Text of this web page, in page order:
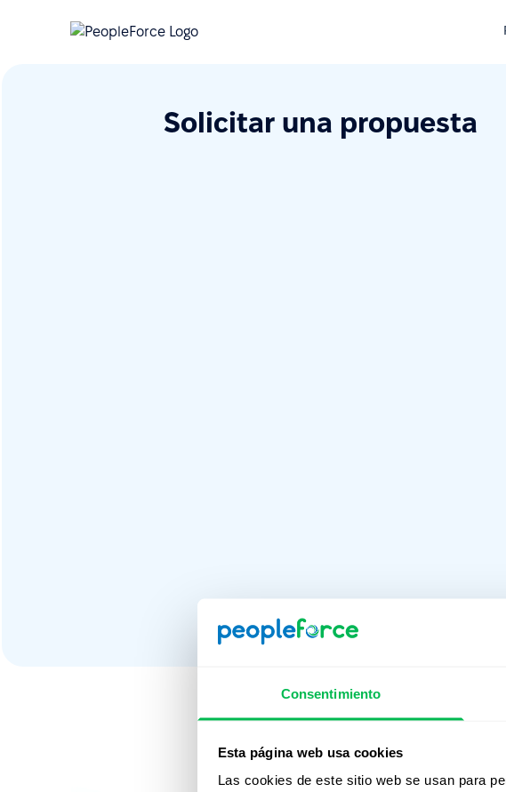
Consentimiento
Esta página web usa cookies
Las cookies de este sitio web se usan para
Solicitar una propuesta
Suscribite